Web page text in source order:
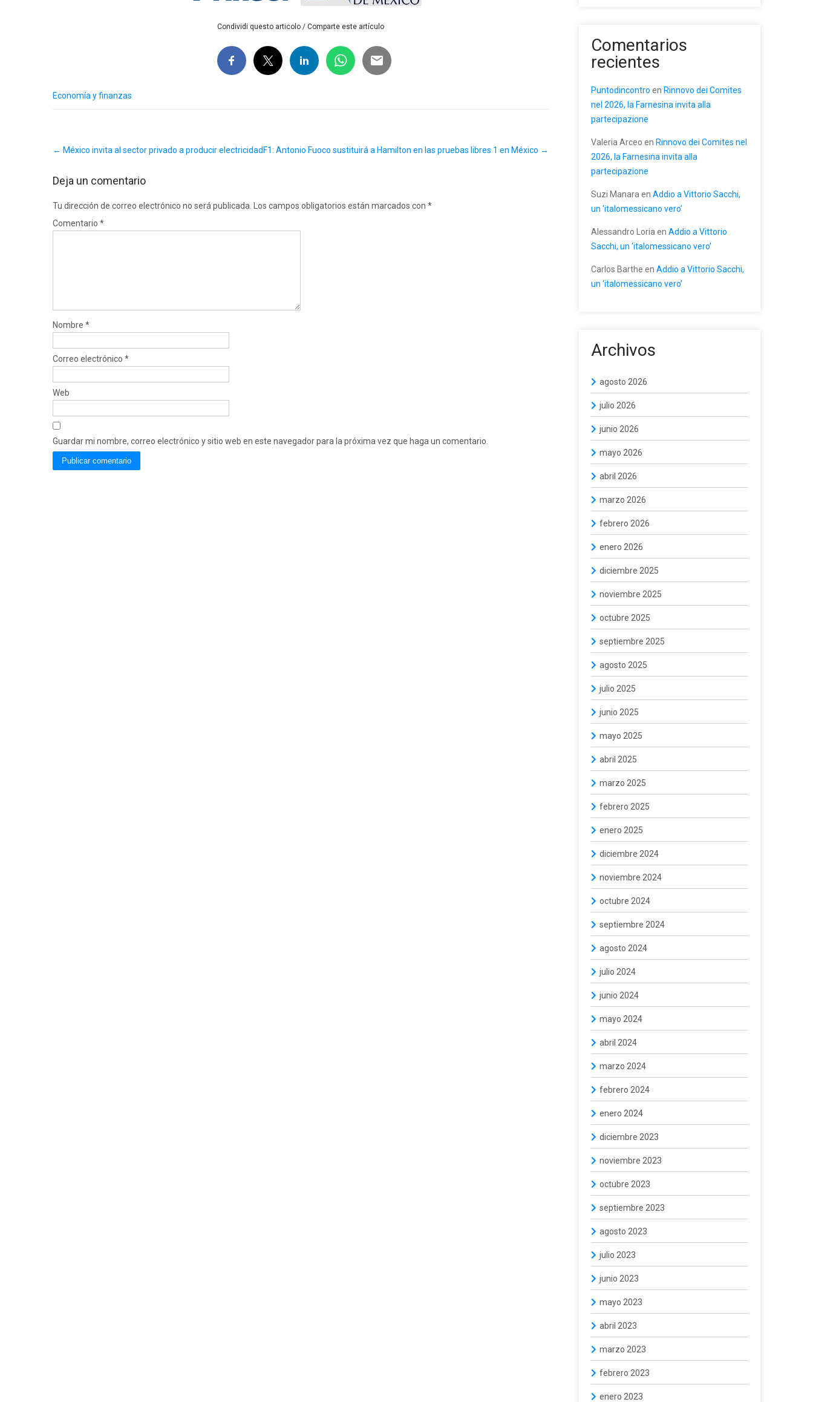
Condividi questo articolo / Comparte este artículo
Economía y finanzas
navigation
← México invita al sector privado a producir electricidad F1: Antonio Fuoco sustituirá a Hamilton en las pruebas libres 1 en México →
Deja un comentario
Tu dirección de correo electrónico no será publicada. Los campos obligatorios están marcados con *
Comentario *
Nombre *
Correo electrónico *
Web
Guardar mi nombre, correo electrónico y sitio web en este navegador para la próxima vez que haga un comentario.
Comentarios
recientes
Puntodincontro en Rinnovo dei Comites
nel 2026, la Farnesina invita alla
partecipazione
Valeria Arceo en Rinnovo dei Comites nel
2026, la Farnesina invita alla
partecipazione
Suzi Manara en Addio a Vittorio Sacchi,
un ‘italomessicano vero’
Alessandro Loria en Addio a Vittorio
Sacchi, un ‘italomessicano vero’
Carlos Barthe en Addio a Vittorio Sacchi,
un ‘italomessicano vero’
Archivos
agosto 2026
julio 2026
junio 2026
mayo 2026
abril 2026
marzo 2026
febrero 2026
enero 2026
diciembre 2025
noviembre 2025
octubre 2025
septiembre 2025
agosto 2025
julio 2025
junio 2025
mayo 2025
abril 2025
marzo 2025
febrero 2025
enero 2025
diciembre 2024
noviembre 2024
octubre 2024
septiembre 2024
agosto 2024
julio 2024
junio 2024
mayo 2024
abril 2024
marzo 2024
febrero 2024
enero 2024
diciembre 2023
noviembre 2023
octubre 2023
septiembre 2023
agosto 2023
julio 2023
junio 2023
mayo 2023
abril 2023
marzo 2023
febrero 2023
enero 2023